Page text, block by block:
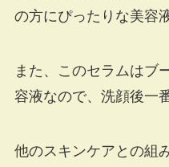
の方にぴったりな美容液
また、このセラムはブ
容液なので、洗顔後一
他のスキンケアとの組